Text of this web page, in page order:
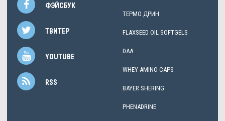
ФЭЙСБУК
ТВИТЕР
YOUTUBE
RSS
ТЕРМО ДРИН
FLAXSEED OIL SOFTGELS
DAA
WHEY AMINO CAPS
BAYER SHERING
PHENADRINE